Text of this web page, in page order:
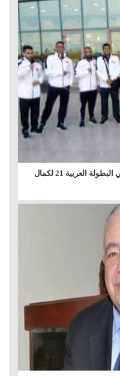
وصول المنتخب العماني للمشاركة في البطولة العربية 21 لكمال